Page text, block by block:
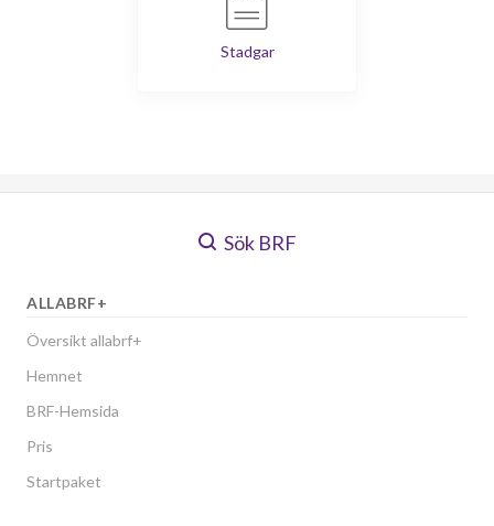
Stadgar
Sök BRF
ALLABRF+
Översikt allabrf+
Hemnet
BRF-Hemsida
Pris
Startpaket